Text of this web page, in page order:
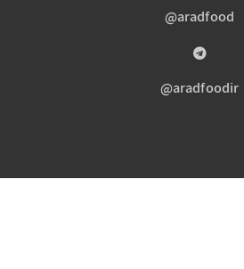
aradfood@
aradfoodir@